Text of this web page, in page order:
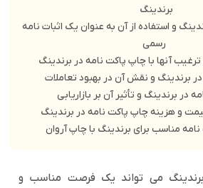
برندینگ
و استفاده از آن به عنوان یک اثبات نامه
رسمی
آنها با چاپ پاکت نامه در برندینگ
برندینگ و نقش آن در بهبود تعاملات
در برندینگ و تأثیر آن بر بازاریابی
و هزینه چاپ پاکت نامه در برندینگ
مناسب برای برندینگ با چاپ آروان
می تواند یک فرصت مناسب و